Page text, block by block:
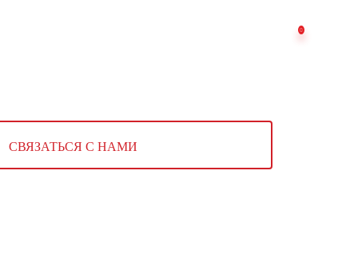
СВЯЗАТЬСЯ С НАМИ